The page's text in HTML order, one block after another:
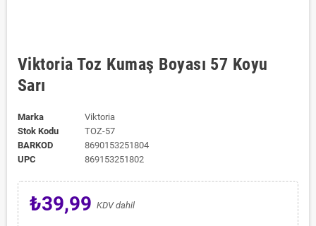
Viktoria Toz Kumaş Boyası 57 Koyu
Sarı
Marka
Viktoria
Stok Kodu
TOZ-57
BARKOD
8690153251804
UPC
869153251802
₺39,99 KDV dahil